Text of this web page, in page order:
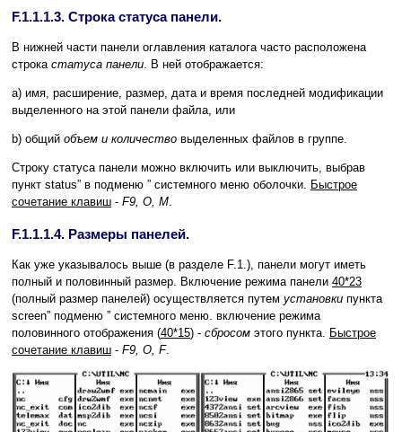
F.1.1.1.3. Строка статуса панели.
В нижней части панели оглавления каталога часто расположена
строка статуса панели. В ней отображается:
a) имя, расширение, размер, дата и время последней модификации
выделенного на этой панели файла, или
b) общий объем и количество выделенных файлов в группе.
Строку статуса панели можно включить или выключить, выбрав
пункт status” в подменю ” системного меню оболочки. Быстрое
сочетание клавиш - F9, O, M.
F.1.1.1.4. Размеры панелей.
Как уже указывалось выше (в разделе F.1.), панели могут иметь
полный и половинный размер. Включение режима панели 40*23
(полный размер панелей) осуществляется путем установки пункта
screen” подменю ” системного меню. включение режима
половинного отображения (40*15) - сбросом этого пункта. Быстрое
сочетание клавиш - F9, O, F.